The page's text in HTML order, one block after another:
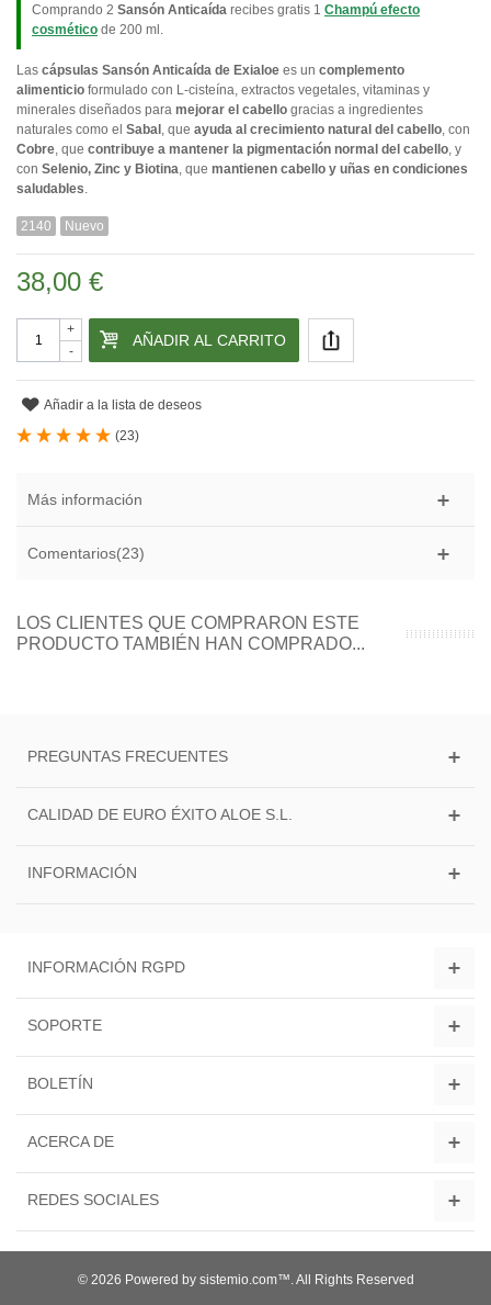
Comprando 2 Sansón Anticaída recibes gratis 1 Champú efecto
cosmético de 200 ml.
Las cápsulas Sansón Anticaída de Exialoe es un complemento
alimenticio formulado con L-cisteína, extractos vegetales, vitaminas y
minerales diseñados para mejorar el cabello gracias a ingredientes
naturales como el Sabal , que ayuda al crecimiento natural del cabello, con
Cobre, que contribuye a mantener la pigmentación normal del cabello, y
con Selenio, Zinc y Biotina, que mantienen cabello y uñas en condiciones
saludables.
2140 Nuevo
38,00 €
-
+
AÑADIR AL CARRITO
Añadir a la lista de deseos
(23)
Más información
Comentarios(23)
LOS CLIENTES QUE COMPRARON ESTE
PRODUCTO TAMBIÉN HAN COMPRADO...
PREGUNTAS FRECUENTES
CALIDAD DE EURO ÉXITO ALOE S.L.
INFORMACIÓN
INFORMACIÓN RGPD
SOPORTE
BOLETÍN
ACERCA DE
REDES SOCIALES
© 2026 Powered by sistemio.com™. All Rights Reserved